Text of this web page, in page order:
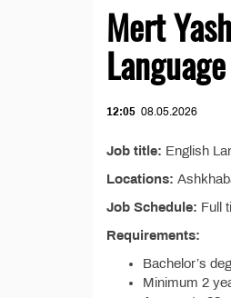
Mert
12:05 08.05.2026
Job title: English
Locations:
Job Schedule: Full
Requirements:
Bachelor’s
Minimum 2